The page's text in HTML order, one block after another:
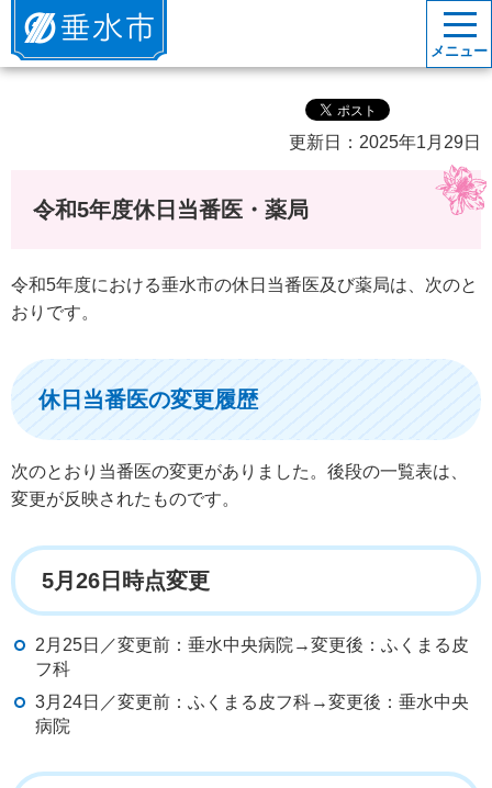
垂水市
メニュー
更新日：2025年1月29日
令和5年度休日当番医・薬局
令和5年度における垂水市の休日当番医及び薬局は、次のと
おりです。
休日当番医の変更履歴
次のとおり当番医の変更がありました。後段の一覧表は、
変更が反映されたものです。
5月26日時点変更
2月25日／変更前：垂水中央病院→変更後：ふくまる皮
フ科
3月24日／変更前：ふくまる皮フ科→変更後：垂水中央
病院